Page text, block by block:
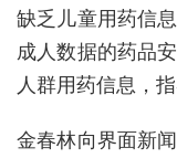
缺乏儿童用药信
成人数据的药品
人群用药信息，指
金春林向界面新